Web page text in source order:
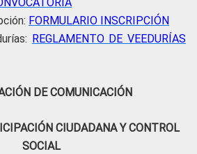
FORMULARIO INSCRIPCIÓN
REGLAMENTO DE VEEDURÍAS
DE COMUNICACIÓN
CIUDADANA Y CONTROL
SOCIAL